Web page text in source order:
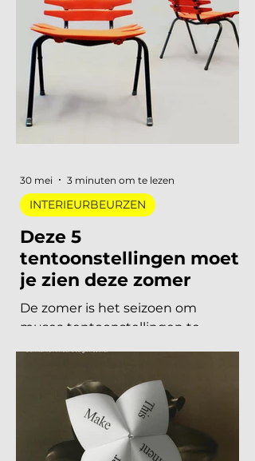
De dertiende editie van
3daysofdesign droeg de titel Make
This Moment Matter, en dat motto
sijpelde door in elke showroom. In
2026 meer dan vierhonderd
merken, ruim 120.000 bezoekers,
acht stadsdelen. De zoete pastels
van een paar jaar geleden zijn
eerlijker en doordachter: koel
metaal, lage zit, diep bordeaux en
een duidelijke voorkeur voor
materiaal met een verhaal. Dit zijn
de zes trends die de toon zetten
voor 2026 en 2027. De 6 trends
Deze 5
tentoonstellingen moet
je zien deze zomer
INTERIEURBEURZEN